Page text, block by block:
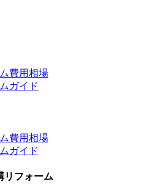
費用相場
ガイド
費用相場
ガイド
リフォーム